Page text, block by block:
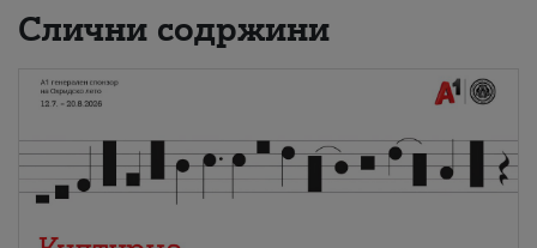
Слични содржини